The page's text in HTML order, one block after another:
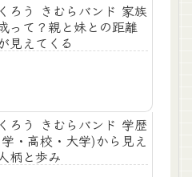
ろう きむらバンド 家族
って？親と妹との距離
見えてくる
ろう きむらバンド 学歴
・高校・大学)から見え
柄と歩み